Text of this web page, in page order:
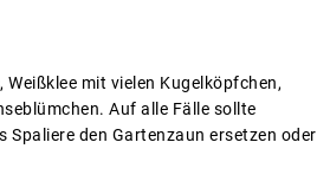
mit vielen Kugelköpfchen,
Auf alle Fälle sollte
den Gartenzaun ersetzen oder